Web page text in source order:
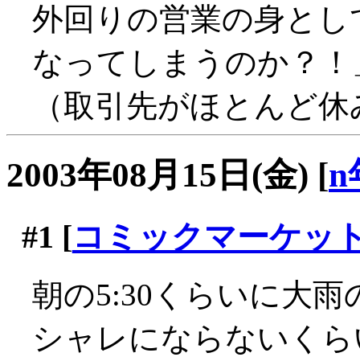
外回りの営業の身と
なってしまうのか？
（取引先がほとんど
2003年08月15日(金) [n
#1 [コミックマーケッ
朝の5:30くらいに大雨
シャレにならないく